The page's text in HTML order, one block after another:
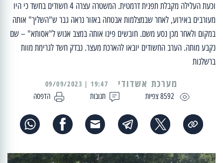
וכעת העלילה מקבלת תפנית דרמטית. המשטרה עצרה 4 חשודים בחשד כי היו
מעורבים באירוע, לאחר שבמצלמות אבטחה באזור נראה גבר ש"השליך" אותה
במקום ולאחר מכן נסע משם. חובשים פינו אותה במצב אנוש ל"אסותא" – שם
נקבע מותה. הערב החשודים יובאו להארכת מעצר. נבדק חשד לגרימת מוות
ברשלנות
8592 צפיות תגובות הדפסה
מערכת אשדודי 19:47 | 09/09/2023